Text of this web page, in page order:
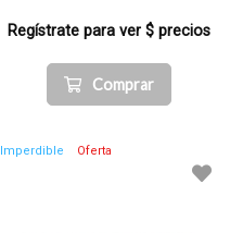
Regístrate para ver $ precios
Comprar
Imperdible Oferta